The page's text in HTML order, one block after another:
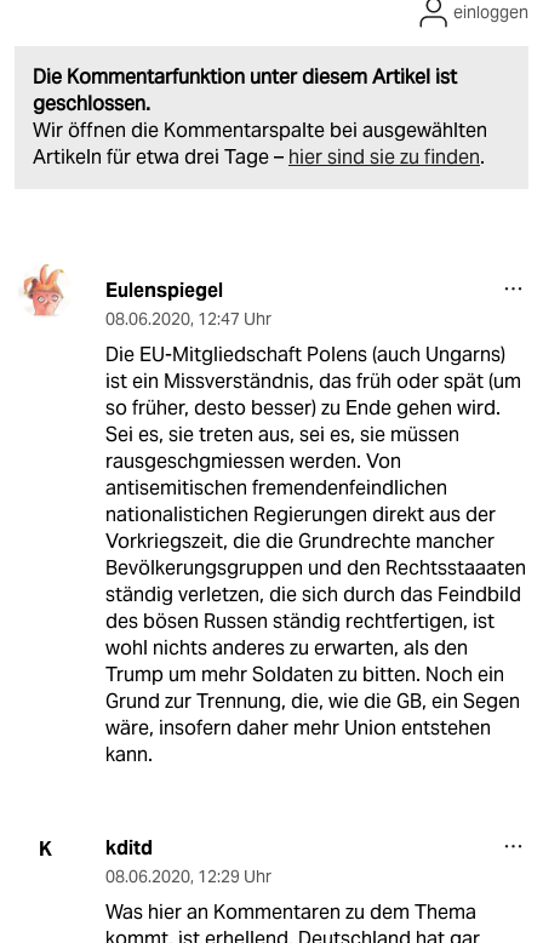
Die Kommentarfunktion unter diesem Artikel ist
geschlossen.
Wir öffnen die Kommentarspalte bei ausgewählten
Artikeln für etwa drei Tage – hier sind sie zu finden.
einloggen
Eulenspiegel
08.06.2020, 12:47 Uhr
Die EU-Mitgliedschaft Polens (auch Ungarns)
ist ein Missverständnis, das früh oder spät (um
so früher, desto besser) zu Ende gehen wird.
Sei es, sie treten aus, sei es, sie müssen
rausgeschgmiessen werden. Von
antisemitischen fremendenfeindlichen
nationalistichen Regierungen direkt aus der
Vorkriegszeit, die die Grundrechte mancher
Bevölkerungsgruppen und den Rechtsstaaaten
ständig verletzen, die sich durch das Feindbild
des bösen Russen ständig rechtfertigen, ist
wohl nichts anderes zu erwarten, als den
Trump um mehr Soldaten zu bitten. Noch ein
Grund zur Trennung, die, wie die GB, ein Segen
wäre, insofern daher mehr Union entstehen
kann.
K kditd
08.06.2020, 12:29 Uhr
Was hier an Kommentaren zu dem Thema